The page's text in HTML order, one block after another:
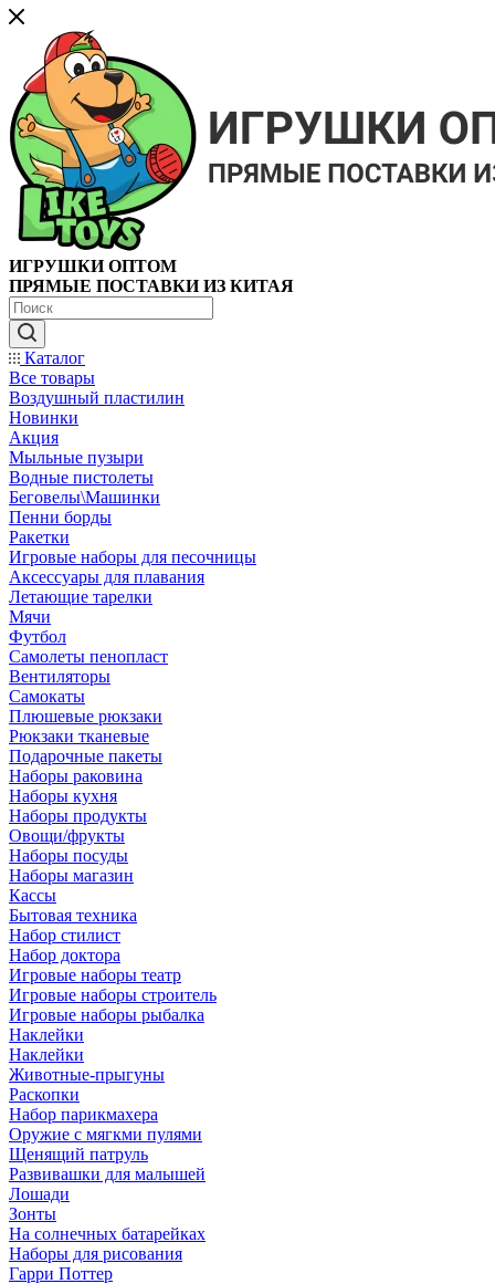
ИГРУШКИ ОПТОМ
ПРЯМЫЕ ПОСТАВКИ ИЗ КИТАЯ
Каталог
Все товары
Воздушный пластилин
Новинки
Акция
Мыльные пузыри
Водные пистолеты
Беговелы\Машинки
Пенни борды
Ракетки
Игровые наборы для песочницы
Аксессуары для плавания
Летающие тарелки
Мячи
Футбол
Самолеты пенопласт
Вентиляторы
Самокаты
Плюшевые рюкзаки
Рюкзаки тканевые
Подарочные пакеты
Наборы раковина
Наборы кухня
Наборы продукты
Овощи/фрукты
Наборы посуды
Наборы магазин
Кассы
Бытовая техника
Набор стилист
Набор доктора
Игровые наборы театр
Игровые наборы строитель
Игровые наборы рыбалка
Наклейки
Наклейки
Животные-прыгуны
Раскопки
Набор парикмахера
Оружие с мягкми пулями
Щенящий патруль
Развивашки для малышей
Лошади
Зонты
На солнечных батарейках
Наборы для рисования
Гарри Поттер